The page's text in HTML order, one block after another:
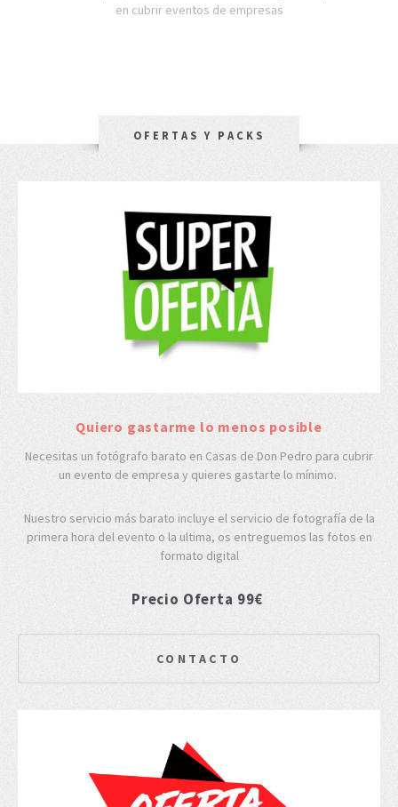
en cubrir eventos de empresas
OFERTAS Y PACKS
Quiero gastarme lo menos posible
Necesitas un fotógrafo barato en Casas de Don Pedro para cubrir
un evento de empresa y quieres gastarte lo mínimo.
Nuestro servicio más barato incluye el servicio de fotografía de la
primera hora del evento o la ultima, os entreguemos las fotos en
formato digital
Precio Oferta 99€
CONTACTO